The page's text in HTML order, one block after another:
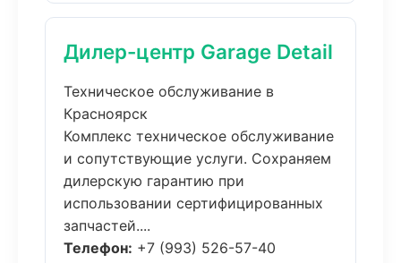
Дилер-центр Garage Detail
Техническое обслуживание в
Красноярск
Комплекс техническое обслуживание
и сопутствующие услуги. Сохраняем
дилерскую гарантию при
использовании сертифицированных
запчастей....
Телефон: +7 (993) 526-57-40